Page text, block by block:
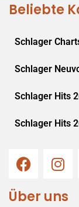
Beliebte
Schlager
Schlager
Schlager Hits
Schlager Hits
Über uns